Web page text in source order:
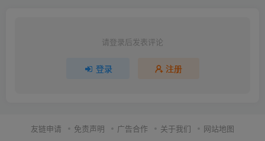
请登录后发表评论
登录 注册
友链申请 免责声明 广告合作 关于我们 网站地图